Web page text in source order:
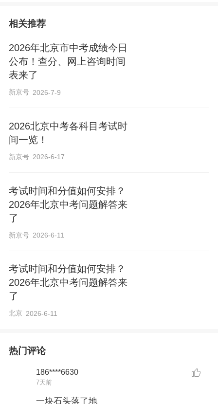
相关推荐
2026年北京市中考成绩今日
公布！查分、网上咨询时间
表来了
新京号 2026-7-9
2026北京中考各科目考试时
间一览！
新京号 2026-6-17
考试时间和分值如何安排？
2026年北京中考问题解答来
了
新京号 2026-6-11
考试时间和分值如何安排？
2026年北京中考问题解答来
了
北京 2026-6-11
热门评论
186****6630
7天前
一块石头落了地